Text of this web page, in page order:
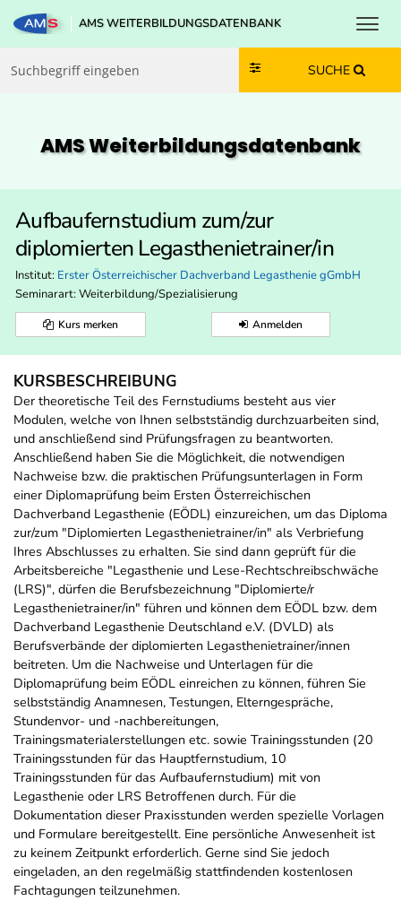
Zum Inhalt springen
Zum Navmenü springen
Zur Suche springen
Zur Footer springen
AMS WEITERBILDUNGSDATENBANK
SUCHE
AMS Weiterbildungs­datenbank
Aufbaufernstudium zum/zur
diplomierten Legasthenietrainer/in
Institut: Erster Österreichischer Dachverband Legasthenie gGmbH
Seminarart: Weiterbildung/Spezialisierung
Kurs merken Anmelden
KURSBESCHREIBUNG
Der theoretische Teil des Fernstudiums besteht aus vier
Modulen, welche von Ihnen selbstständig durchzuarbeiten sind,
und anschließend sind Prüfungsfragen zu beantworten.
Anschließend haben Sie die Möglichkeit, die notwendigen
Nachweise bzw. die praktischen Prüfungsunterlagen in Form
einer Diplomaprüfung beim Ersten Österreichischen
Dachverband Legasthenie (EÖDL) einzureichen, um das Diploma
zur/zum "Diplomierten Legasthenietrainer/in" als Verbriefung
Ihres Abschlusses zu erhalten. Sie sind dann geprüft für die
Arbeitsbereiche "Legasthenie und Lese-Rechtschreibschwäche
(LRS)", dürfen die Berufsbezeichnung "Diplomierte/r
Legasthenietrainer/in" führen und können dem EÖDL bzw. dem
Dachverband Legasthenie Deutschland e.V. (DVLD) als
Berufsverbände der diplomierten Legasthenietrainer/innen
beitreten. Um die Nachweise und Unterlagen für die
Diplomaprüfung beim EÖDL einreichen zu können, führen Sie
selbstständig Anamnesen, Testungen, Elterngespräche,
Stundenvor- und -nachbereitungen,
Trainingsmaterialerstellungen etc. sowie Trainingsstunden (20
Trainingsstunden für das Hauptfernstudium, 10
Trainingsstunden für das Aufbaufernstudium) mit von
Legasthenie oder LRS Betroffenen durch. Für die
Dokumentation dieser Praxisstunden werden spezielle Vorlagen
und Formulare bereitgestellt. Eine persönliche Anwesenheit ist
zu keinem Zeitpunkt erforderlich. Gerne sind Sie jedoch
eingeladen, an den regelmäßig stattfindenden kostenlosen
Fachtagungen teilzunehmen.